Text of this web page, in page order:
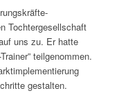
Tochtergesellschaft
uns zu. Er hatte
teilgenommen.
gestalten.